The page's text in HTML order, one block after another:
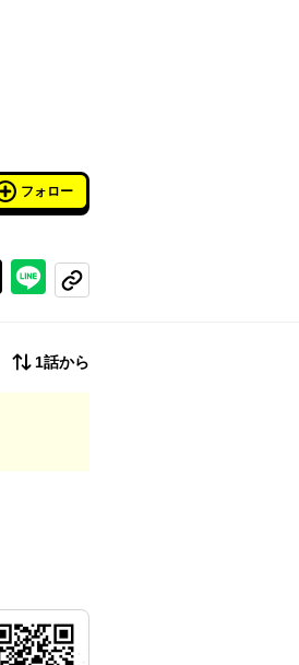
フォロー
Xで投稿するラインでシェアする
コピーする
1話から